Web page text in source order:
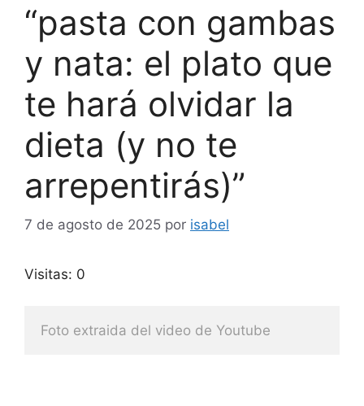
“pasta con gambas
y nata: el plato que
te hará olvidar la
dieta (y no te
arrepentirás)”
7 de agosto de 2025 por isabel
Visitas: 0
Foto extraida del video de Youtube